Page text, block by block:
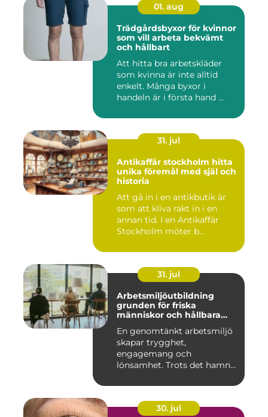
01. aug
Trädgårdsbyxor för kvinnor
som vill arbeta bekvämt
och hållbart
Att hitta bra arbetskläder
som kvinna är inte alltid
enkelt. Många byxor i
handeln är i första hand ...
31. jul
Antikaffär stockholm hitta
unika föremål med själ och
historia
Att gå in i en antikbutik är
som att kliva rakt in i en
annan tid. I en Antikaffär
Stockholm möter b...
31. jul
Arbetsmiljöutbildning
grunden för friska
människor och hållbara
En genomtänkt arbetsmiljö
skapar trygghet,
engagemang och
lönsamhet. Trots det hamnar
30. jul